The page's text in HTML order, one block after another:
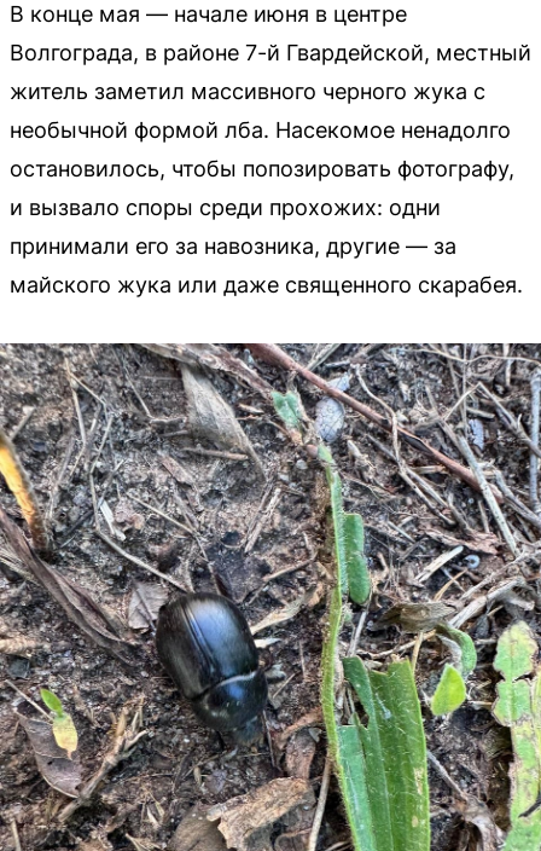
В конце мая — начале июня в центре
Волгограда, в районе 7-й Гвардейской, местный
житель заметил массивного черного жука с
необычной формой лба. Насекомое ненадолго
остановилось, чтобы попозировать фотографу,
и вызвало споры среди прохожих: одни
принимали его за навозника, другие — за
майского жука или даже священного скарабея.